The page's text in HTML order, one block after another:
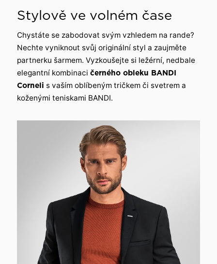
Stylově ve volném čase
Chystáte se zabodovat svým vzhledem na rande?
Nechte vyniknout svůj originální styl a zaujměte
partnerku šarmem. Vyzkoušejte si ležérní, nedbale
elegantní kombinaci černého obleku BANDI
Corneli s vaším oblíbeným tričkem či svetrem a
koženými teniskami BANDI.